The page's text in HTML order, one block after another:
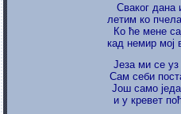
Сваког дана
летим ко
Ко ће мене
кад немир мој
Језа ми се
Сам себи
Јoш само
и у кревет